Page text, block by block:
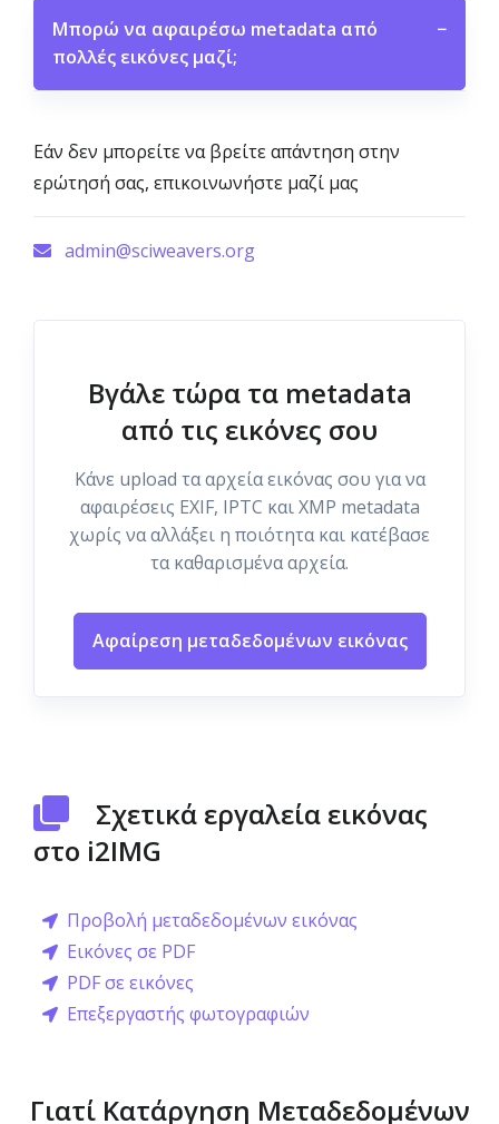
Μπορώ να αφαιρέσω metadata από
πολλές εικόνες μαζί;
−
Εάν δεν μπορείτε να βρείτε απάντηση στην
ερώτησή σας, επικοινωνήστε μαζί μας
admin@sciweavers.org
Βγάλε τώρα τα metadata
από τις εικόνες σου
Κάνε upload τα αρχεία εικόνας σου για να
αφαιρέσεις EXIF, IPTC και XMP metadata
χωρίς να αλλάξει η ποιότητα και κατέβασε
τα καθαρισμένα αρχεία.
Αφαίρεση μεταδεδομένων εικόνας
Σχετικά εργαλεία εικόνας
στο i2IMG
Προβολή μεταδεδομένων εικόνας
Εικόνες σε PDF
PDF σε εικόνες
Επεξεργαστής φωτογραφιών
Γιατί Κατάργηση Μεταδεδομένων